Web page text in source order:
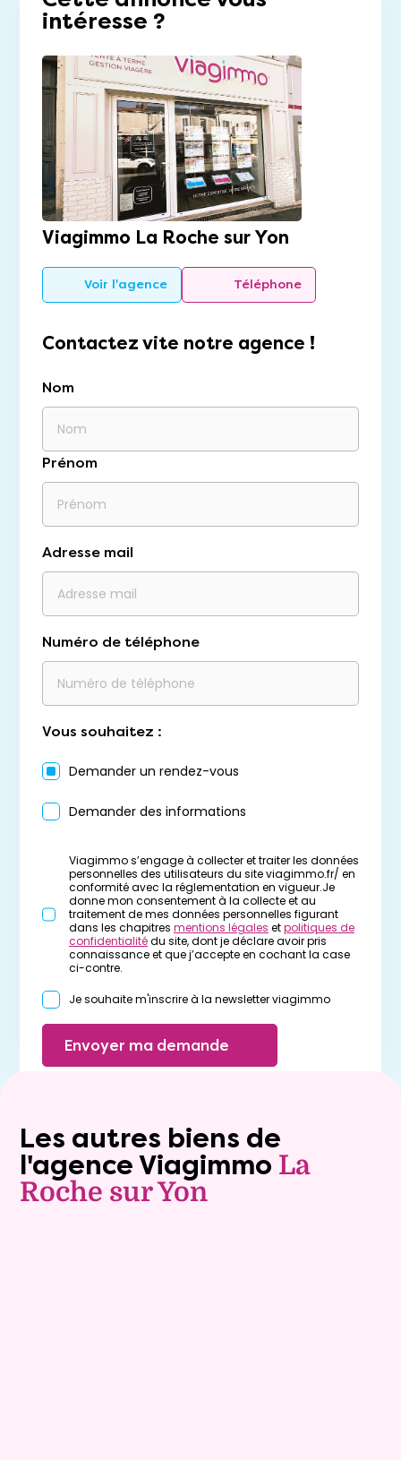
intéresse ?
Viagimmo La Roche sur Yon
Voir l'agence Téléphone
Contactez vite notre agence !
Nom
Prénom
Adresse mail
Numéro de téléphone
Vous souhaitez :
Demander un rendez-vous
Demander des informations
Viagimmo s’engage à collecter et traiter les données
personnelles des utilisateurs du site viagimmo.fr/ en
conformité avec la réglementation en vigueur.Je
donne mon consentement à la collecte et au
traitement de mes données personnelles figurant
dans les chapitres mentions légales etpolitiques de
confidentialitédu site, dont je déclare avoir pris
connaissance et que j’accepte en cochant la case
ci-contre.
Je souhaite m'inscrire à la newsletter viagimmo
Envoyer ma demande
Les autres biens de
l'agence Viagimmo La
Roche sur Yon